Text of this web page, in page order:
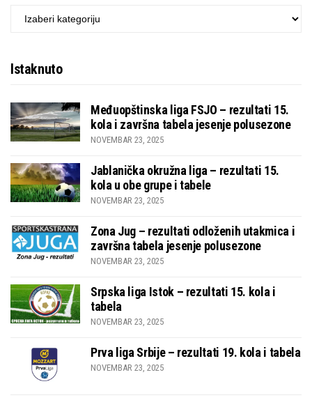
KATEGORIJE
Istaknuto
Međuopštinska liga FSJO – rezultati 15.
kola i završna tabela jesenje polusezone
NOVEMBAR 23, 2025
Jablanička okružna liga – rezultati 15.
kola u obe grupe i tabele
NOVEMBAR 23, 2025
Zona Jug – rezultati odloženih utakmica i
završna tabela jesenje polusezone
NOVEMBAR 23, 2025
Srpska liga Istok – rezultati 15. kola i
tabela
NOVEMBAR 23, 2025
Prva liga Srbije – rezultati 19. kola i tabela
NOVEMBAR 23, 2025